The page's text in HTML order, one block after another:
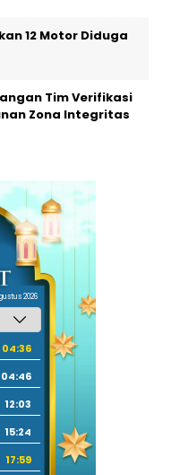
12 Motor Diduga
Tim Verifikasi
Zona Integritas
2026
04:36
04:46
12:03
15:24
17:59